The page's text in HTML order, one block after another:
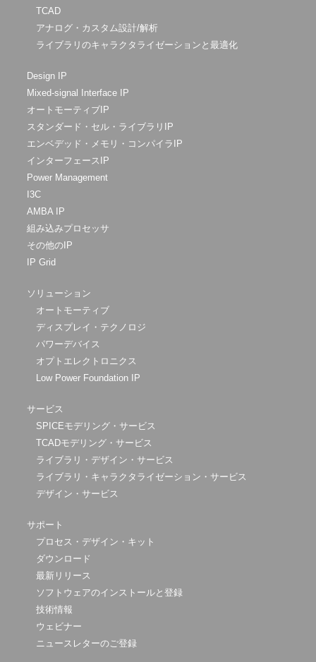
TCAD
アナログ・カスタム設計/解析
ライブラリのキャラクタライゼーションと最適化
Design IP
Mixed-signal Interface IP
オートモーティブIP
スタンダード・セル・ライブラリIP
エンベデッド・メモリ・コンパイラIP
インターフェースIP
Power Management
I3C
AMBA IP
組み込みプロセッサ
その他のIP
IP Grid
ソリューション
オートモーティブ
ディスプレイ・テクノロジ
パワーデバイス
オプトエレクトロニクス
Low Power Foundation IP
サービス
SPICEモデリング・サービス
TCADモデリング・サービス
ライブラリ・デザイン・サービス
ライブラリ・キャラクタライゼーション・サービス
デザイン・サービス
サポート
プロセス・デザイン・キット
ダウンロード
最新リリース
ソフトウェアのインストールと登録
技術情報
ウェビナー
ニュースレターのご登録